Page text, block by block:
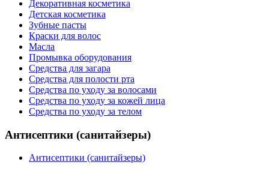
Декоративная косметика
Детская косметика
Зубные пасты
Краски для волос
Масла
Промывка оборудования
Средства для загара
Средства для полости рта
Средства по уходу за волосами
Средства по уходу за кожей лица
Средства по уходу за телом
Антисептики (санитайзеры)
Антисептики (санитайзеры)